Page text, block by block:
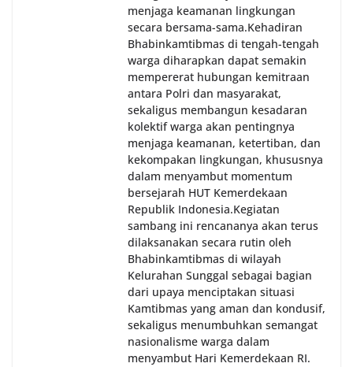
menjaga keamanan lingkungan
secara bersama-sama.‎‎Kehadiran
Bhabinkamtibmas di tengah-tengah
warga diharapkan dapat semakin
mempererat hubungan kemitraan
antara Polri dan masyarakat,
sekaligus membangun kesadaran
kolektif warga akan pentingnya
menjaga keamanan, ketertiban, dan
kekompakan lingkungan, khususnya
dalam menyambut momentum
bersejarah HUT Kemerdekaan
Republik Indonesia.‎Kegiatan
sambang ini rencananya akan terus
dilaksanakan secara rutin oleh
Bhabinkamtibmas di wilayah
Kelurahan Sunggal sebagai bagian
dari upaya menciptakan situasi
Kamtibmas yang aman dan kondusif,
sekaligus menumbuhkan semangat
nasionalisme warga dalam
menyambut Hari Kemerdekaan RI.